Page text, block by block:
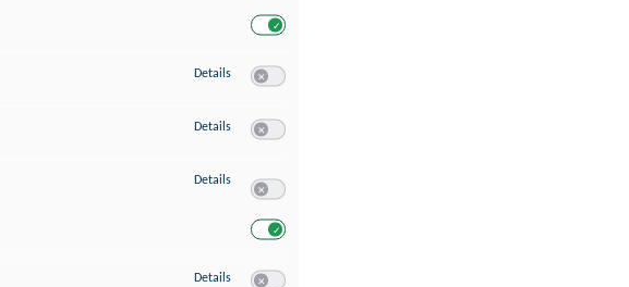
Details zu Erstellung von Profilen für personalisierte Werbung
Details zu Verwendung von Profilen zur Auswahl personalisierter Werbung
Details zu Messung der Werbeleistung
Details zu Messung der Performance von Inhalten